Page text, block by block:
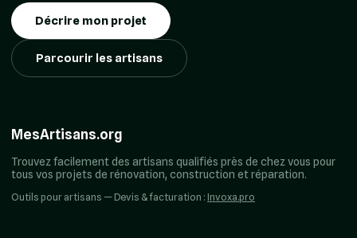
Décrire mon projet
Parcourir les artisans
MesArtisans.org
Trouvez facilement des artisans qualifiés près de chez vous pour
tous vos projets de rénovation, construction et réparation.
Outils pour artisans — Devis & facturation : Invoxa.pro